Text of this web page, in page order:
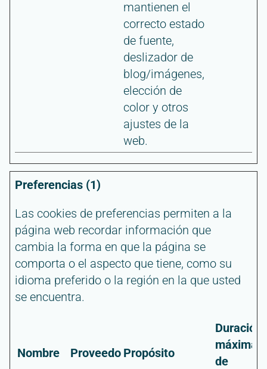
mantienen el
correcto estado
de fuente,
deslizador de
blog/imágenes,
elección de
color y otros
ajustes de la
web.
Preferencias (1)
Las cookies de preferencias permiten a la
página web recordar información que
cambia la forma en que la página se
comporta o el aspecto que tiene, como su
idioma preferido o la región en la que usted
se encuentra.
Nombre ProveedorPropósito
Duración
máxima
de